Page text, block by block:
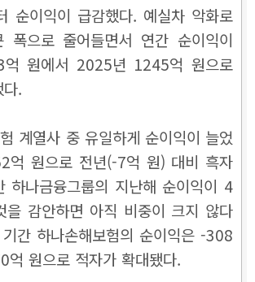
순이익이 급감했다. 예실차 악화로
폭으로 줄어들면서 연간 순이익이
원에서 2025년 1245억 원으로
.
계열사 중 유일하게 순이익이 늘었
억 원으로 전년(-7억 원) 대비 흑자
하나금융그룹의 지난해 순이익이 4
을 감안하면 아직 비중이 크지 않다
간 하나손해보험의 순이익은 -308
억 원으로 적자가 확대됐다.